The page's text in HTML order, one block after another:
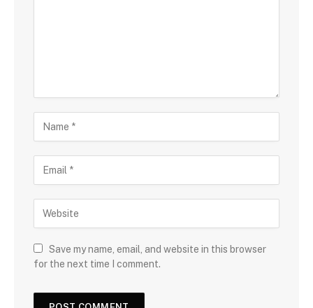
Save my name, email, and website in this browser
for the next time I comment.